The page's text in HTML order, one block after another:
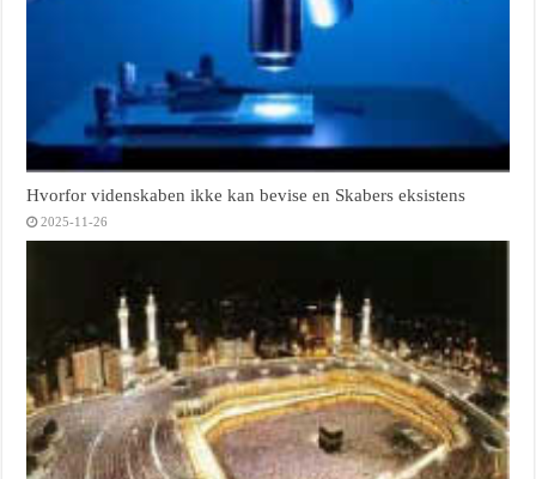
Hvorfor videnskaben ikke kan bevise en Skabers eksistens
2025-11-26